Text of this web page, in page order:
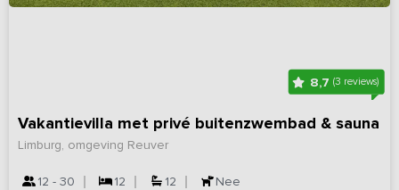
8,7(3 reviews)
Vakantievilla met privé buitenzwembad & sauna
Limburg, omgeving Reuver
12 - 30 12 12 Nee